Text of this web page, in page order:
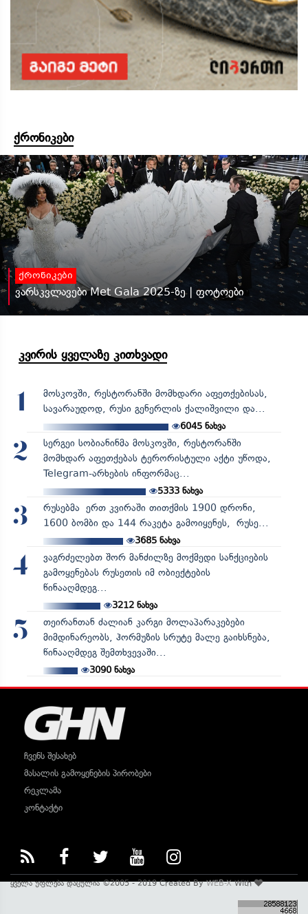
ქრონიკები
ქრონიკები
ვარსკვლავები Met Gala 2025-ზე | ფოტოები
კვირის ყველაზე კითხვადი
1
მოსკოვში, რესტორანში მომხდარი აფეთქებისას,
სავარაუდოდ, რუსი გენერლის ქალიშვილი და...
6045 ნახვა
2
სერგეი სობიანინმა მოსკოვში, რესტორანში
მომხდარ აფეთქებას ტერორისტული აქტი უწოდა,
Telegram-არხების ინფორმაც...
5333ნახვა
3
რუსებმა ერთ კვირაში თითქმის 1900 დრონი,
1600 ბომბი და 144 რაკეტა გამოიყენეს, რუსე...
3685ნახვა
4
ვაგრძელებთ შორ მანძილზე მოქმედი სანქციების
გამოყენებას რუსეთის იმ ობიექტების
წინააღმდეგ...
3212ნახვა
5
თეირანთან ძალიან კარგი მოლაპარაკებები
მიმდინარეობს, ჰორმუზის სრუტე მალე გაიხსნება,
წინააღმდეგ შემთხვევაში...
3090ნახვა
ჩვენს შესახებ
მასალის გამოყენების პირობები
რეკლამა
კონტაქტი
ყველა უფლება დაცულია ©2005 - 2019 Created ByWEB-XWith